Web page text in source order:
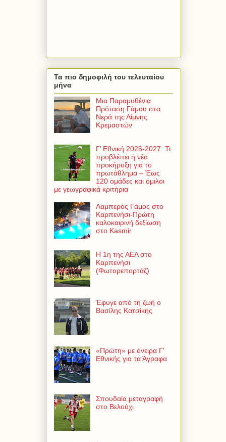
Τα πιο δημοφιλή του τελευταίου
μήνα
Μια Παραμυθένια
Πρόταση Γάμου στα
Νερά της Λίμνης
Κρεμαστών
Γ’ Εθνική 2026-2027: Τι
προβλέπει η νέα
προκήρυξη για το
πρωτάθλημα – Έως
120 ομάδες και όμιλοι
με γεωγραφικά κριτήρια
Λαμπερός Γάμος στο
Καρπενήσι-Πρώτη
καλοκαιρινή δεξίωση
στο Kasmir
Η 1η της ΑΕΛ στο
Καρπενήσι
(Φωτορεπορτάζ)
Έφυγε από τη ζωή ο
Βασίλης Κατσίκης
«Πρώτη» με όνειρα Γ'
Εθνικής για τα Άγραφα
Σπουδαία μεταγραφή
στο Βελούχι